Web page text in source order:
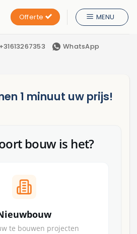
Offerte MENU
+31613267353 WhatsApp
1 minuut uw prijs!